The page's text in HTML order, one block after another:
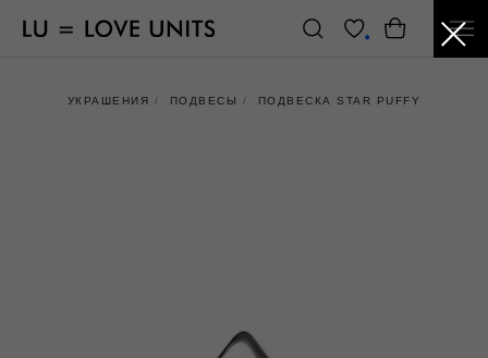
УКРАШЕНИЯ / ПОДВЕСЫ / ПОДВЕСКА STAR PUFFY